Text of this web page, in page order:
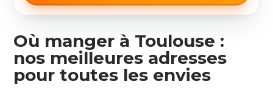
Où manger à Toulouse :
nos meilleures adresses
pour toutes les envies